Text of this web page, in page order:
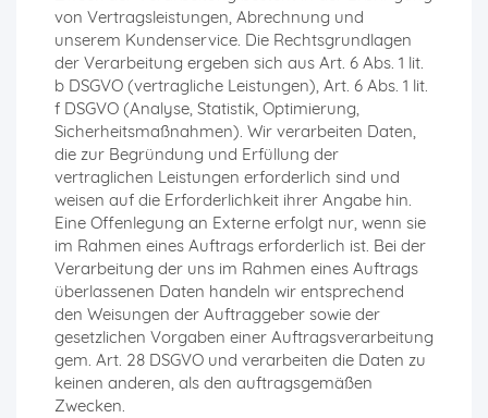
von Vertragsleistungen, Abrechnung und
unserem Kundenservice. Die Rechtsgrundlagen
der Verarbeitung ergeben sich aus Art. 6 Abs. 1 lit.
b DSGVO (vertragliche Leistungen), Art. 6 Abs. 1 lit.
f DSGVO (Analyse, Statistik, Optimierung,
Sicherheitsmaßnahmen). Wir verarbeiten Daten,
die zur Begründung und Erfüllung der
vertraglichen Leistungen erforderlich sind und
weisen auf die Erforderlichkeit ihrer Angabe hin.
Eine Offenlegung an Externe erfolgt nur, wenn sie
im Rahmen eines Auftrags erforderlich ist. Bei der
Verarbeitung der uns im Rahmen eines Auftrags
überlassenen Daten handeln wir entsprechend
den Weisungen der Auftraggeber sowie der
gesetzlichen Vorgaben einer Auftragsverarbeitung
gem. Art. 28 DSGVO und verarbeiten die Daten zu
keinen anderen, als den auftragsgemäßen
Zwecken.